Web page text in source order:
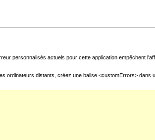
personnalisés actuels pour cette application empêchent
ordinateurs distants, créez une balise <customErrors>